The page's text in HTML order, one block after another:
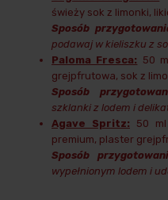
świeży sok z limonki,
Sposób
podawaj w kieliszku z
Paloma Fresca: 50
grejpfrutowa, sok z
Sposób
szklanki z lodem i
Agave Spritz: 50 ml
premium, plaster
Sposób
wypełnionym lodem i